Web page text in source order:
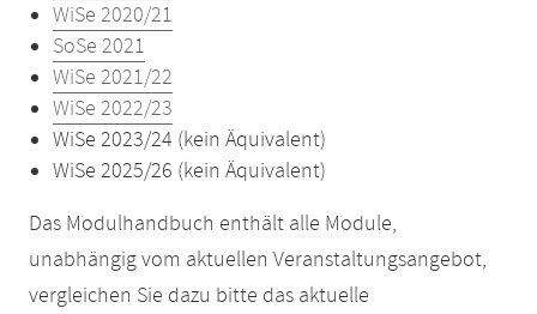
WiSe 2020/21
SoSe 2021
WiSe 2021/22
WiSe 2022/23
WiSe 2023/24 (kein Äquivalent)
WiSe 2025/26 (kein Äquivalent)
Das Modulhandbuch enthält alle Module,
unabhängig vom aktuellen Veranstaltungsangebot,
vergleichen Sie dazu bitte das aktuelle